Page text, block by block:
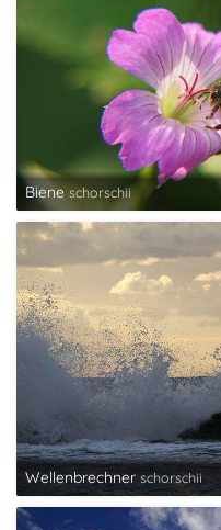
Biene schorschii
Wellenbrechner schorschii